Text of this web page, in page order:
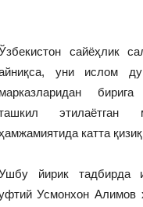
сайёҳлик
уни ислом
марказларидан
этилаётган
катта
йирик тадбирда
Усмонхон Алимов